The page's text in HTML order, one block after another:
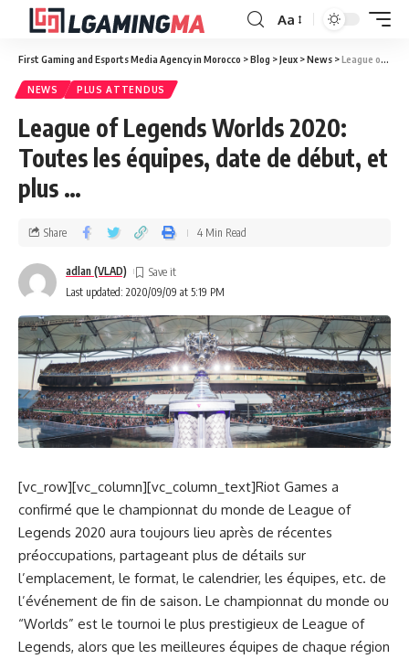
Aa
First Gaming and Esports Media Agency in Morocco >Blog >Jeux >News >League of Legends Worlds 2020: Toutes les équipes, date de début, et plus …
NEWS PLUS ATTENDUS
League of Legends Worlds 2020:
Toutes les équipes, date de début, et
plus …
Last updated: 2020/09/09 at 5:19 PM
adlan (VLAD)
Share 4 Min Read
[vc_row][vc_column][vc_column_text]Riot Games a
confirmé que le championnat du monde de League of
Legends 2020 aura toujours lieu après de récentes
préoccupations, partageant plus de détails sur
l’emplacement, le format, le calendrier, les équipes, etc. de
l’événement de fin de saison. Le championnat du monde ou
“Worlds” est le tournoi le plus prestigieux de League of
Legends, alors que les meilleures équipes de chaque région